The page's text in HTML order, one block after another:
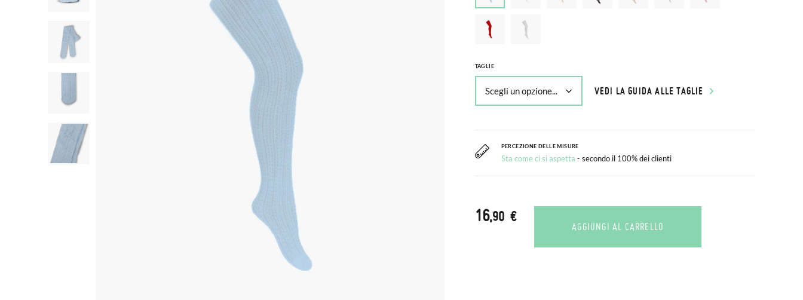
TAGLIE
VEDI LA GUIDA ALLE TAGLIE
PERCEZIONE DELLE MISURE
Sta come ci si aspetta - secondo il 100% dei clienti
16,90 €
AGGIUNGI AL CARRELLO